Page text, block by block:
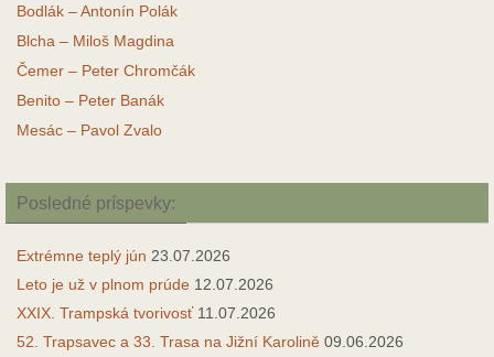
Bodlák – Antonín Polák
Blcha – Miloš Magdina
Čemer – Peter Chromčák
Benito – Peter Banák
Mesác – Pavol Zvalo
Posledné príspevky:
Extrémne teplý jún 23.07.2026
Leto je už v plnom prúde 12.07.2026
XXIX. Trampská tvorivosť 11.07.2026
52. Trapsavec a 33. Trasa na Jižní Karolině 09.06.2026